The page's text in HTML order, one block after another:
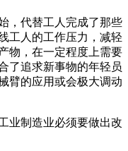
，代替工人完成了那些
工人的工作压力，减轻
物，在一定程度上需要
了追求新事物的年轻员
臂的应用或会极大调动